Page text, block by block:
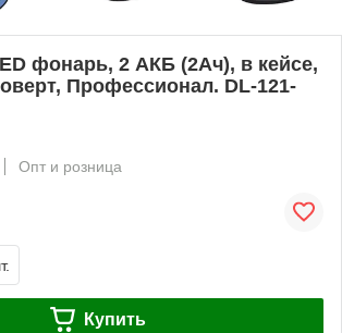
фонарь, 2 АКБ (2Ач), в кейсе,
Профессионал. DL-121-
Опт и розница
Купить